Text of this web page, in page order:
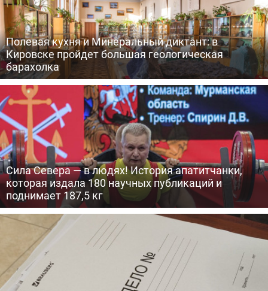
Полевая кухня и Минеральный диктант: в
Кировске пройдет большая геологическая
барахолка
Сила Севера — в людях! История апатитчанки,
которая издала 180 научных публикаций и
поднимает 187,5 кг